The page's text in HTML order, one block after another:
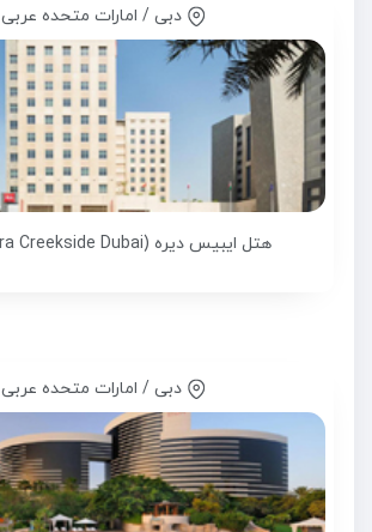
دبی / امارات متحده عربی
هتل ایبیس دیره (Ibis Deira Creekside Dubai)
دبی / امارات متحده عربی